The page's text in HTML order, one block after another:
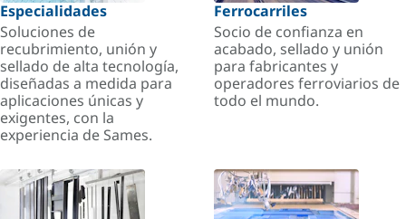
Especialidades
Soluciones de
recubrimiento, unión y
sellado de alta tecnología,
diseñadas a medida para
aplicaciones únicas y
exigentes, con la
experiencia de Sames.
Ferrocarriles
Socio de confianza en
acabado, sellado y unión
para fabricantes y
operadores ferroviarios de
todo el mundo.